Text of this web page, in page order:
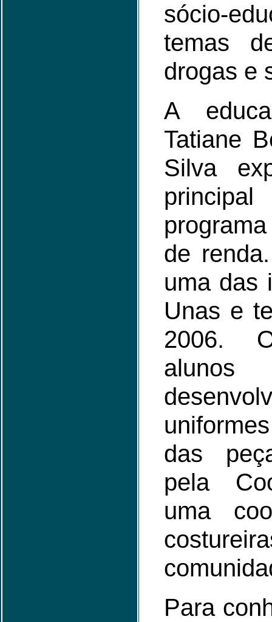
sócio-
temas
drogas e
A
Tatiane
Silva
de
uma das
Unas e
2006.
das
pela
uma
Para